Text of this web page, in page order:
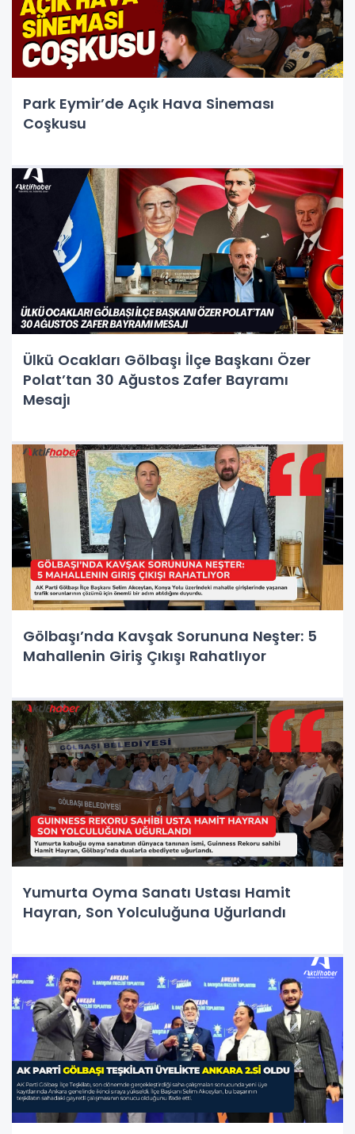
Park Eymir’de Açık Hava Sineması
Coşkusu
Ülkü Ocakları Gölbaşı İlçe Başkanı Özer
Polat’tan 30 Ağustos Zafer Bayramı
Mesajı
Gölbaşı’nda Kavşak Sorununa Neşter: 5
Mahallenin Giriş Çıkışı Rahatlıyor
Yumurta Oyma Sanatı Ustası Hamit
Hayran, Son Yolculuğuna Uğurlandı